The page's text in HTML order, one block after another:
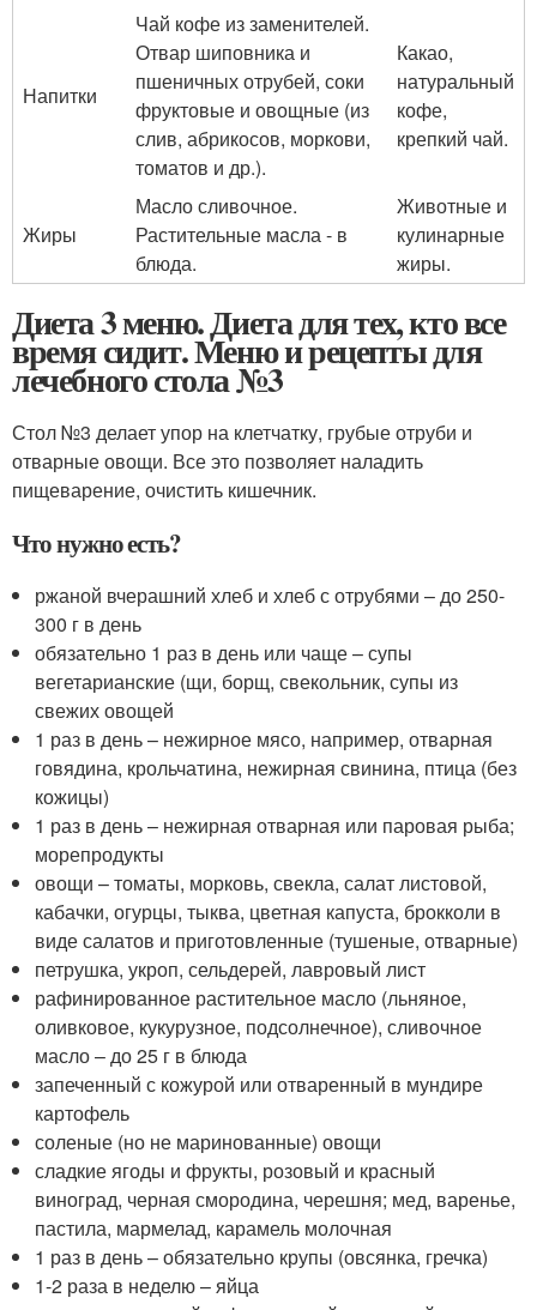
Напитки
Чай кофе из заменителей.
Отвар шиповника и
пшеничных отрубей, соки
фруктовые и овощные (из
слив, абрикосов, моркови,
томатов и др.).
Какао,
натуральный
кофе,
крепкий чай.
Жиры
Масло сливочное.
Растительные масла - в
блюда.
Животные и
кулинарные
жиры.
Диета 3 меню. Диета для тех, кто все
время сидит. Меню и рецепты для
лечебного стола №3
Стол №3 делает упор на клетчатку, грубые отруби и
отварные овощи. Все это позволяет наладить
пищеварение, очистить кишечник.
Что нужно есть?
ржаной вчерашний хлеб и хлеб с отрубями – до 250-
300 г в день
обязательно 1 раз в день или чаще – супы
вегетарианские (щи, борщ, свекольник, супы из
свежих овощей
1 раз в день – нежирное мясо, например, отварная
говядина, крольчатина, нежирная свинина, птица (без
кожицы)
1 раз в день – нежирная отварная или паровая рыба;
морепродукты
овощи – томаты, морковь, свекла, салат листовой,
кабачки, огурцы, тыква, цветная капуста, брокколи в
виде салатов и приготовленные (тушеные, отварные)
петрушка, укроп, сельдерей, лавровый лист
рафинированное растительное масло (льняное,
оливковое, кукурузное, подсолнечное), сливочное
масло – до 25 г в блюда
запеченный с кожурой или отваренный в мундире
картофель
соленые (но не маринованные) овощи
сладкие ягоды и фрукты, розовый и красный
виноград, черная смородина, черешня; мед, варенье,
пастила, мармелад, карамель молочная
1 раз в день – обязательно крупы (овсянка, гречка)
1-2 раза в неделю – яйца